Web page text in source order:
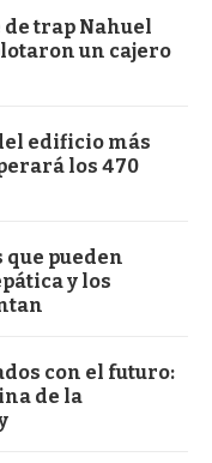
trap Nahuel
un cajero
edificio más
los 470
que pueden
y los
con el futuro:
de la